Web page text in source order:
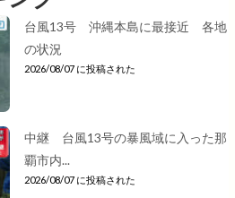
台風13号 沖縄本島に最接近 各地
の状況
2026/08/07 に投稿された
中継 台風13号の暴風域に入った那
覇市内...
2026/08/07 に投稿された